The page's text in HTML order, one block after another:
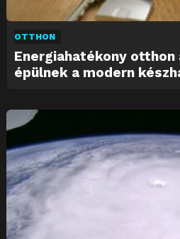
OTTHON
Energiahatékony otthon
épülnek a modern